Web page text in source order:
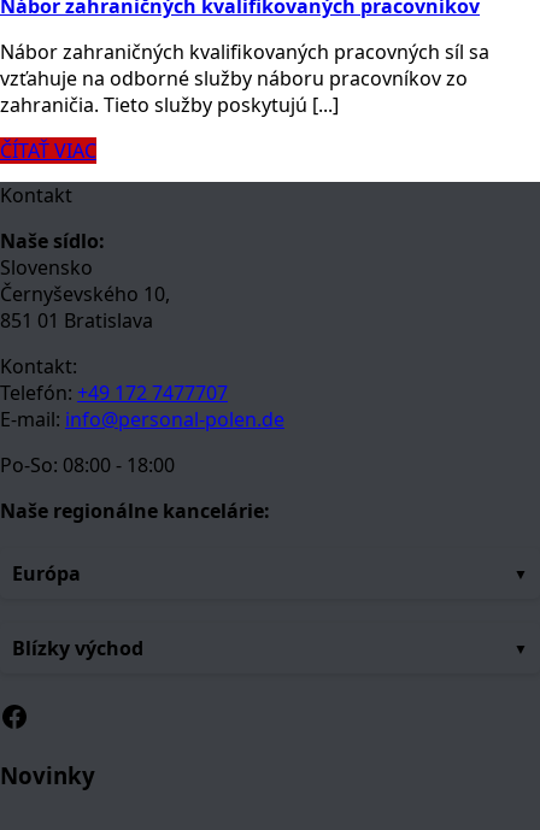
Nábor zahraničných kvalifikovaných pracovníkov
Nábor zahraničných kvalifikovaných pracovných síl sa
vzťahuje na odborné služby náboru pracovníkov zo
zahraničia. Tieto služby poskytujú [...]
ČÍTAŤ VIAC
Kontakt
Naše sídlo:
Slovensko
Černyševského 10,
851 01 Bratislava
Kontakt:
Telefón: +49 172 7477707
E-mail: info@personal-polen.de
Po-So: 08:00 - 18:00
Naše regionálne kancelárie:
Európa
Blízky východ
Facebook
Novinky